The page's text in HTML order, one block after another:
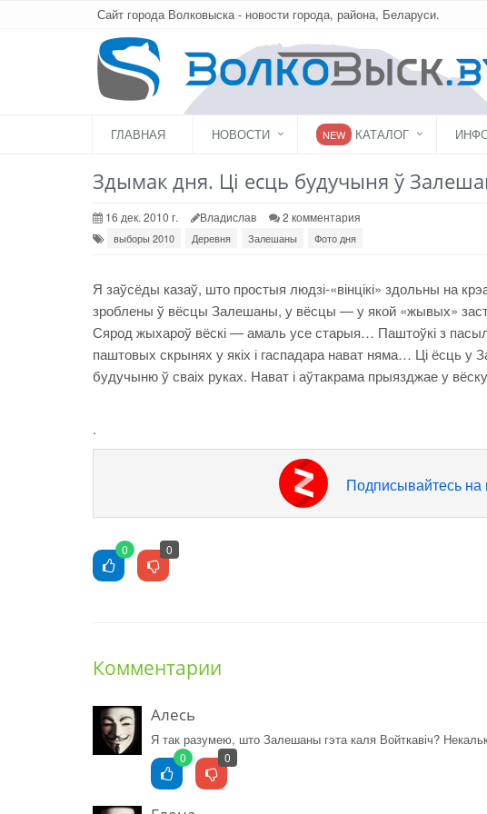
Сайт города Волковыска - новости города, района, Беларуси.
ГЛАВНАЯ НОВОСТИ NEW КАТАЛОГ
Здымак дня. Ці есць будучыня ў
16 дек. 2010 г. Владислав 2 комментария
выборы 2010 Деревня Залешаны Фото дня
Я заўсёды казаў, што простыя людзі-«вінцікі» здольны на
зроблены ў вёсцы Залешаны, у вёсцы — у якой «жывых»
Сярод жыхароў вёскі — амаль усе старыя… Паштоўкі з
паштовых скрынях у якіх і гаспадара нават няма… Ці ёсць
будучыню ў сваіх руках. Нават і аўтакрама прыязджае у
.
Подписывайтесь на
0 0
Комментарии
Алесь
Я так разумею, што Залешаны гэта каля Войткавіч?
0 0